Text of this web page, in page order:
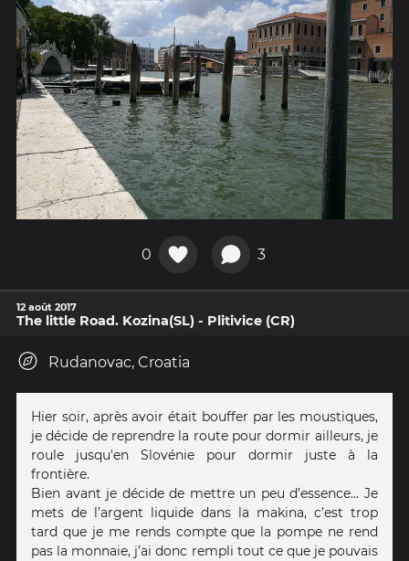
0 3
12 août 2017
The little Road. Kozina(SL) - Plitivice (CR)
Rudanovac, Croatia
Hier soir, après avoir était bouffer par les moustiques,
je décide de reprendre la route pour dormir ailleurs, je
roule jusqu'en Slovénie pour dormir juste à la
frontière.
Bien avant je décide de mettre un peu d’essence… Je
mets de l’argent liquide dans la makina, c’est trop
tard que je me rends compte que la pompe ne rend
pas la monnaie, j’ai donc rempli tout ce que je pouvais